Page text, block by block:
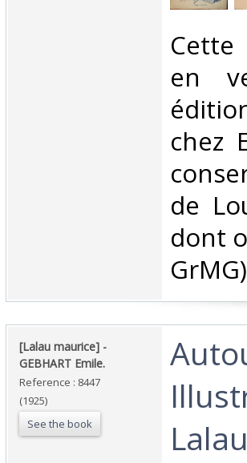
en
chez
de
dont
GrMG) ‎
‎[Lalau maurice] - ‎
‎GEBHART Emile.‎
Reference : 8447
(1925)
See the book